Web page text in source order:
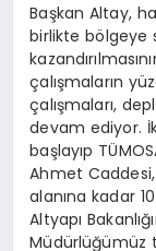
Başkan Altay,
birlikte bölgeye
çalışmaların
çalışmaları,
devam ediyor.
başlayıp
Ahmet
alanına kadar
Altyapı
Müdürlüğümüz